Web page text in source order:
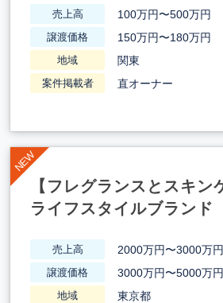
売上高 100万円〜500万円
譲渡価格 150万円〜180万円
地域 関東
案件掲載者 直オーナー
【フレグランスとスキン
ライフスタイルブランド
売上高 2000万円〜3000万円
譲渡価格 3000万円〜5000万円
地域 東京都